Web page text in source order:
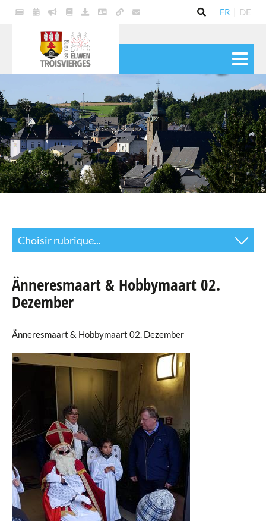
FR | DE
COMMUNE
SERVICES
VIE PRATIQUE
Choisir rubrique...
Agenda
Annuaire
Téléchargements
Liens
Galerie Photos
Änneresmaart & Hobbymaart 02.
Dezember
Änneresmaart & Hobbymaart 02. Dezember